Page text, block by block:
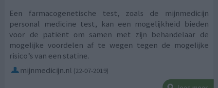
Een farmacogenetische test, zoals de mijnmedicijn
personal medicine test, kan een mogelijkheid bieden
voor de patiënt om samen met zijn behandelaar de
mogelijke voordelen af te wegen tegen de mogelijke
risico’s van een statine.
mijnmedicijn.nl (22-07-2019)